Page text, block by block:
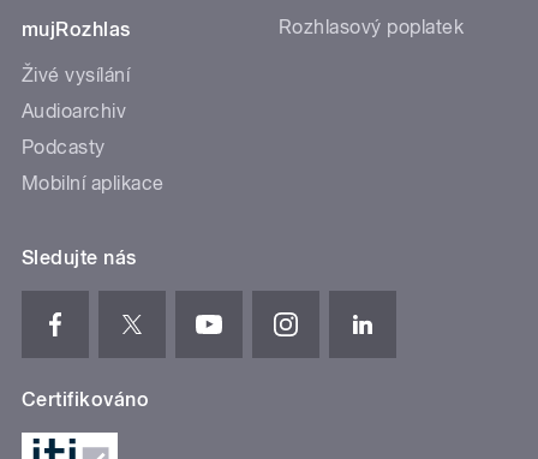
mujRozhlas
Živé vysílání
Audioarchiv
Podcasty
Mobilní aplikace
Rozhlasový poplatek
Sledujte nás
Certifikováno